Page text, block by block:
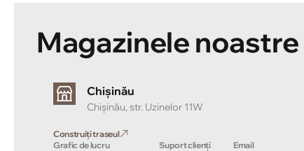
Magazinele noastre
Chișinău
Chișinău, str. Uzinelor 11W
Construiți traseul
Grafic de lucru
Suport clienți Email